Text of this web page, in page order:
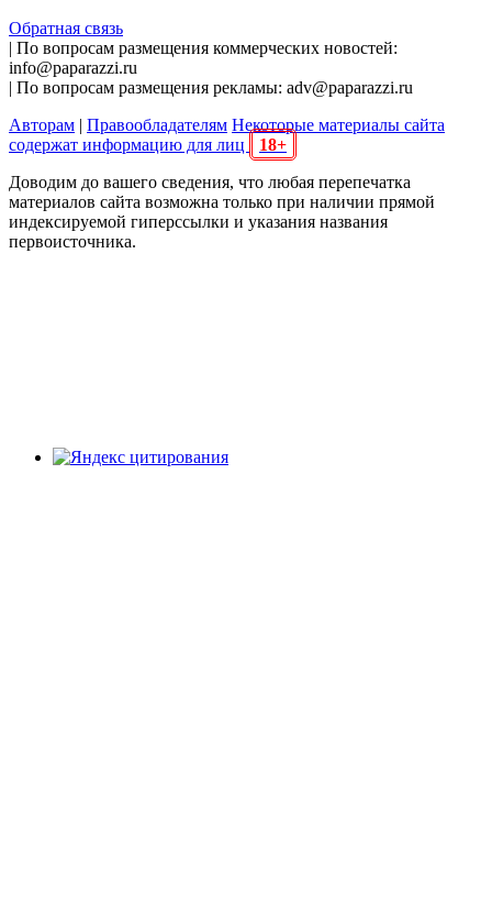
Обратная связь
| По вопросам размещения коммерческих новостей:
info@paparazzi.ru
| По вопросам размещения рекламы: adv@paparazzi.ru
Авторам | Правообладателям Некоторые материалы сайта
содержат информацию для лиц
18+
Доводим до вашего сведения, что любая перепечатка
материалов сайта возможна только при наличии прямой
индексируемой гиперссылки и указания названия
первоисточника.